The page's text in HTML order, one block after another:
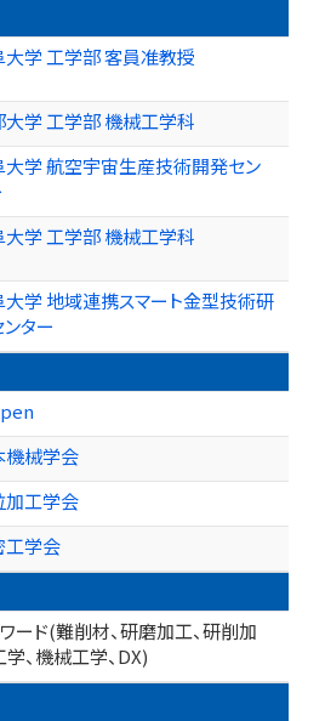
大学 工学部 客員准教授
大学 工学部 機械工学科
大学 航空宇宙生産技術開発セン
大学 工学部 機械工学科
大学 地域連携スマート金型技術研
ター
機械学会
加工学会
工学会
ード(難削材、研磨加工、研削加
、機械工学、DX)